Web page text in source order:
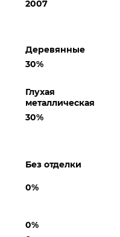
2007
Деревянные
30%
Глухая
металлическая
30%
Без отделки
0%
0%